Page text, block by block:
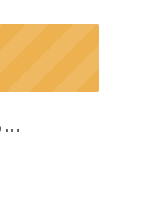
…